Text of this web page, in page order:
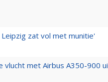
zat vol met munitie'
vlucht met Airbus A350-900